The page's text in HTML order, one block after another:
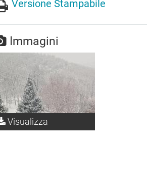
Versione Stampabile
Immagini
Visualizza